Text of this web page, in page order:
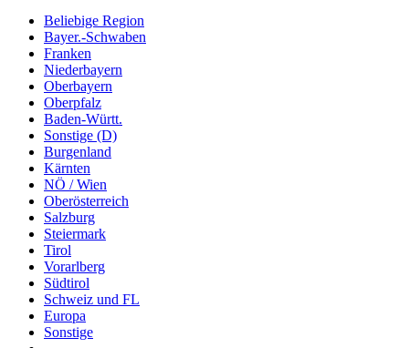
Beliebige Region
Bayer.-Schwaben
Franken
Niederbayern
Oberbayern
Oberpfalz
Baden-Württ.
Sonstige (D)
Burgenland
Kärnten
NÖ / Wien
Oberösterreich
Salzburg
Steiermark
Tirol
Vorarlberg
Südtirol
Schweiz und FL
Europa
Sonstige